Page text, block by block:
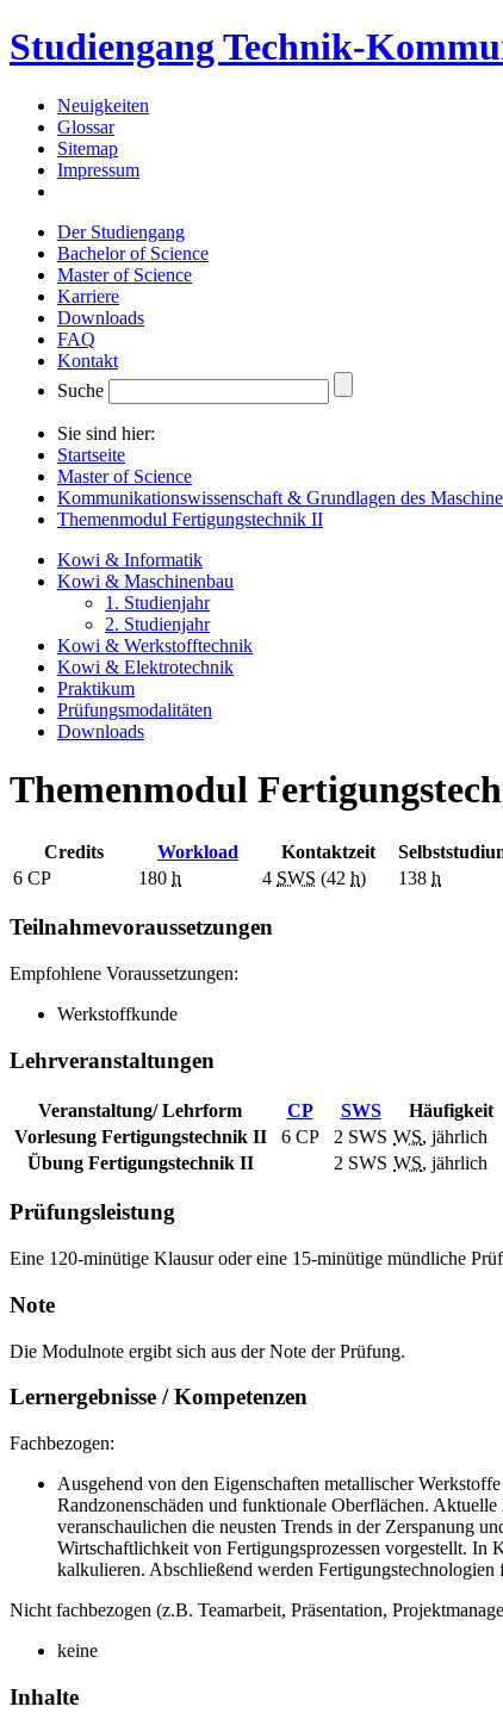
Studiengang Technik-
Neuigkeiten
Glossar
Sitemap
Impressum
Der Studiengang
Bachelor of Science
Master of Science
Karriere
Downloads
FAQ
Kontakt
Suche
Sie sind hier:
Startseite
Master of Science
Kommunikationswissenschaft & Grundlagen des
Themenmodul Fertigungstechnik II
Kowi & Informatik
Kowi & Maschinenbau
1. Studienjahr
2. Studienjahr
Kowi & Werkstofftechnik
Kowi & Elektrotechnik
Praktikum
Prüfungsmodalitäten
Downloads
Themenmodul
Credits Workload Kontaktzeit
6 CP 180 h 4 SWS (42 h) 138 h
Teilnahmevoraussetzungen
Empfohlene Voraussetzungen:
Werkstoffkunde
Lehrveranstaltungen
Veranstaltung/ Lehrform CP SWS
Häufigkeit
Vorlesung Fertigungstechnik II
6 CP 2 SWS WS, jährlich
Übung Fertigungstechnik II
2 SWS WS, jährlich
Prüfungsleistung
Eine 120-minütige Klausur oder eine 15-minütige mündliche
Note
Die Modulnote ergibt sich aus der Note der Prüfung.
Lernergebnisse / Kompetenzen
Fachbezogen:
Ausgehend von den Eigenschaften metallischer
Randzonenschäden und funktionale Oberflächen.
veranschaulichen die neusten Trends in der Zerspanung
Wirtschaftlichkeit von Fertigungsprozessen vorgestellt. In
kalkulieren. Abschließend werden
Nicht fachbezogen (z.B. Teamarbeit, Präsentation,
keine
Inhalte